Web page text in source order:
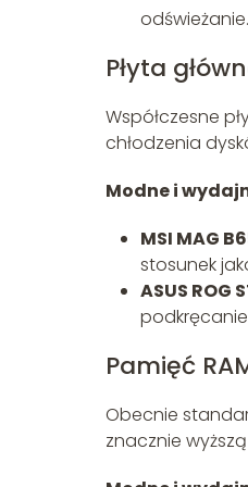
odświeżanie.
Płyta
Współczesne
chłodzenia
Modne i
MSI MAG
stosunek
ASUS ROG
Pamięć
Obecnie
znacznie